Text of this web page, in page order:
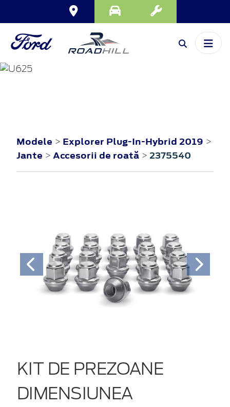
EXPLORER PLUG-
Modele > Explorer Plug-In-Hybrid 2019 >
Jante > Accesorii de roată > 2375540
KIT DE PREZOANE
DIMENSIUNEA